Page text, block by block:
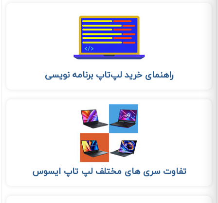
راهنمای خرید لپ‌تاپ‌ برنامه نویسی
تفاوت سری های مختلف لپ تاپ ایسوس